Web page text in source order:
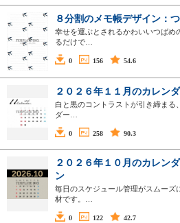
８分割のメモ帳デザイン：
幸せを運ぶとされるかわいいつばめ
るだけで…
0 156 54.6
２０２６年１１月のカレン
白と黒のコントラストが引き締まる
ダー…
0 258 90.3
２０２６年１０月のカレン
ン
毎日のスケジュール管理がスムーズ
材です。…
0 122 42.7